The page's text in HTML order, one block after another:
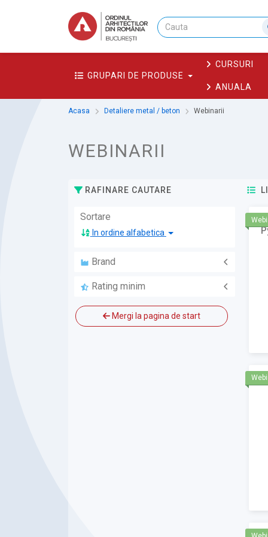
GRUPARI DE PRODUSE
CURSURI
ANUALA
Acasa Detaliere metal / beton Webinarii
WEBINARII
RAFINARE CAUTARE
Sortare
In ordine alfabetica
Brand
Rating minim
Mergi la pagina de start